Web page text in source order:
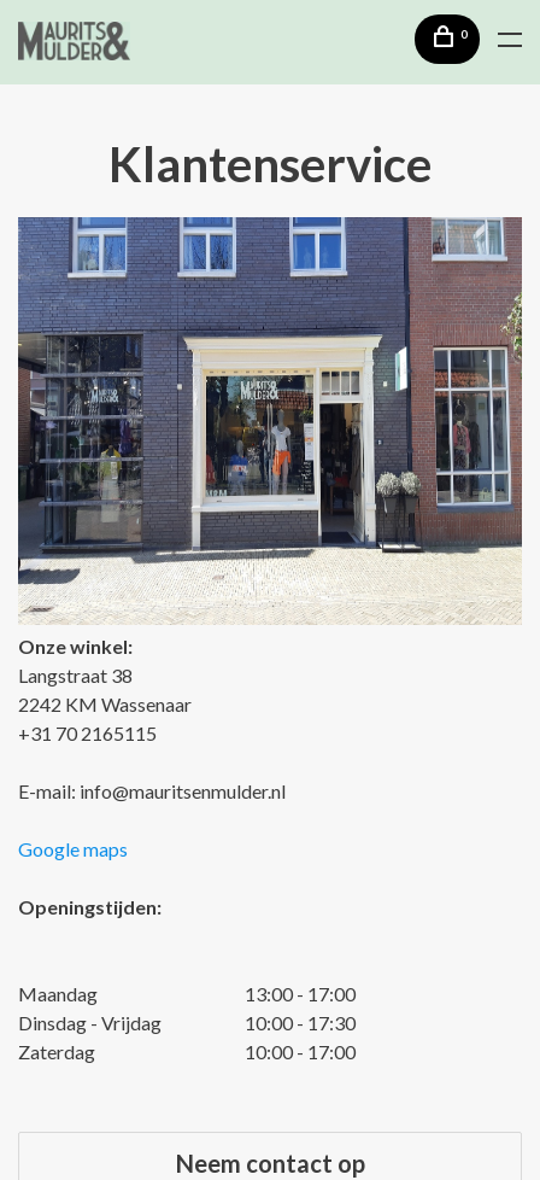
0
Klantenservice
Onze winkel:
Langstraat 38
2242 KM Wassenaar
+31 70 2165115
E-mail: info@mauritsenmulder.nl
Google maps
Openingstijden:
Maandag
13:00 - 17:00
Dinsdag - Vrijdag
10:00 - 17:30
Zaterdag
10:00 - 17:00
Neem contact op